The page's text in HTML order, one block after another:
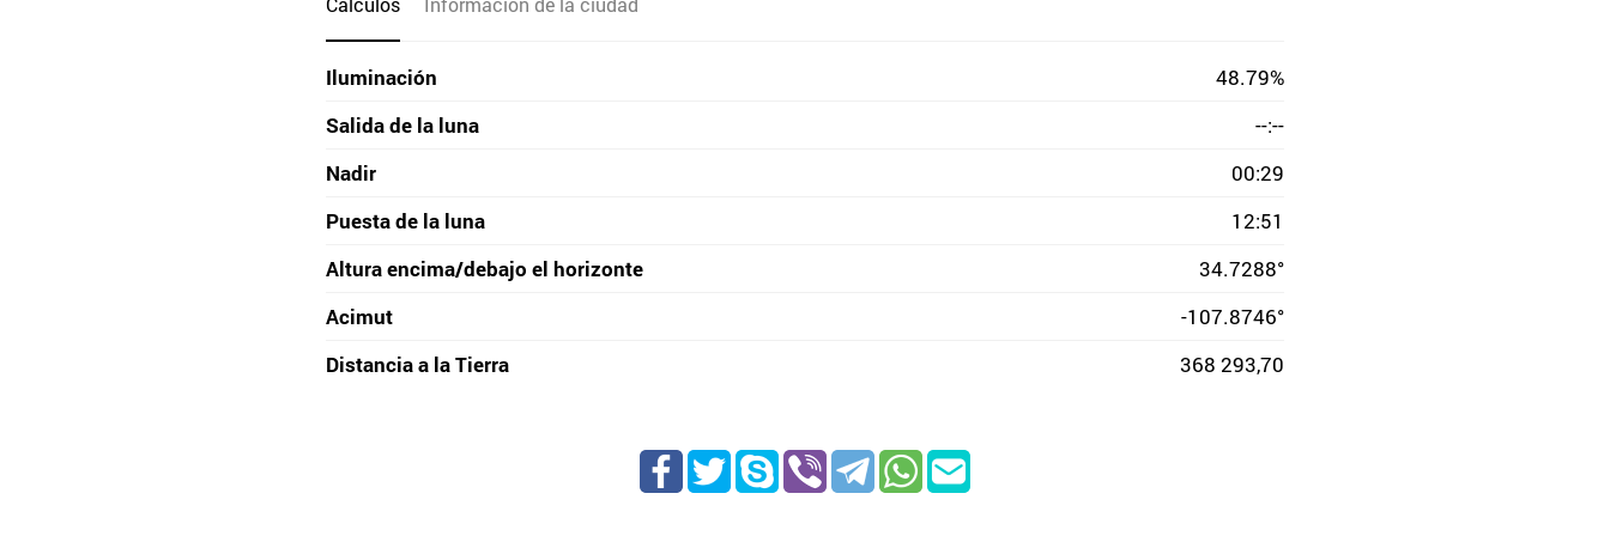
Iluminación
48.79%
Salida de la luna
--:--
Nadir
00:29
Puesta de la luna
12:51
Altura encima/debajo el horizonte
34.7288°
Acimut
-107.8746°
Distancia a la Tierra
368 293,70